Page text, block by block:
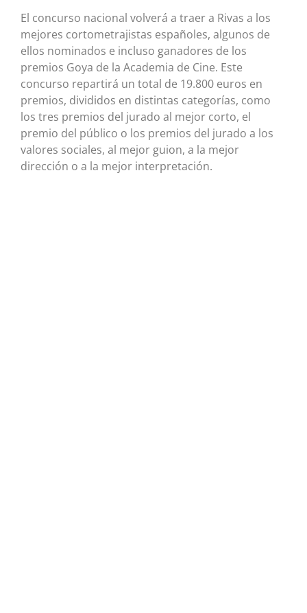
El concurso nacional volverá a traer a Rivas a los
mejores cortometrajistas españoles, algunos de
ellos nominados e incluso ganadores de los
premios Goya de la Academia de Cine. Este
concurso repartirá un total de 19.800 euros en
premios, divididos en distintas categorías, como
los tres premios del jurado al mejor corto, el
premio del público o los premios del jurado a los
valores sociales, al mejor guion, a la mejor
dirección o a la mejor interpretación.